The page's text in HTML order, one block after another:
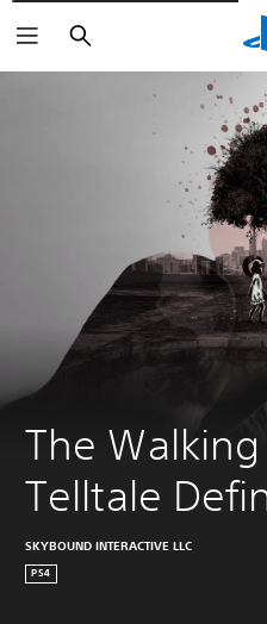
Suchen
The
Telltale
SKYBOUND INTERACTIVE LLC
PS4